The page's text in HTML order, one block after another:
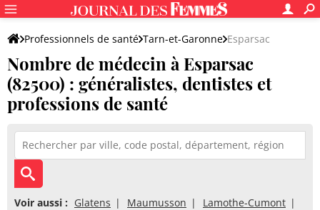
Professionnels de santé Tarn-et-Garonne Esparsac
Nombre de médecin à Esparsac
(82500) : généralistes, dentistes et
professions de santé
Voir aussi : Glatens Maumusson
Lamothe-Cumont